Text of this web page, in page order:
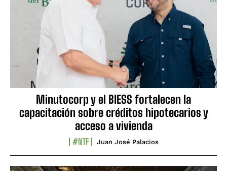
Minutocorp y el BIESS fortalecen la
capacitación sobre créditos hipotecarios y
acceso a vivienda
#NTF Juan José Palacios